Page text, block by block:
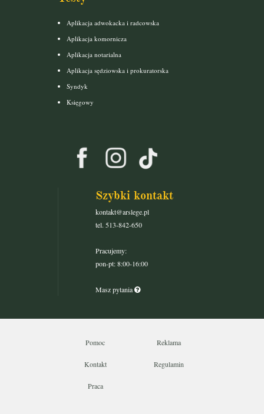
Aplikacja adwokacka i radcowska
Aplikacja komornicza
Aplikacja notarialna
Aplikacja sędziowska i prokuratorska
Syndyk
Księgowy
Szybki kontakt
kontakt@arslege.pl
tel. 513-842-650
Pracujemy:
pon-pt: 8:00-16:00
Masz pytania
Pomoc Reklama
Kontakt Regulamin
Praca